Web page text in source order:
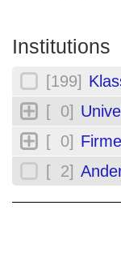
Institutions
[199]
[ 0]
[ 0]
[ 2]